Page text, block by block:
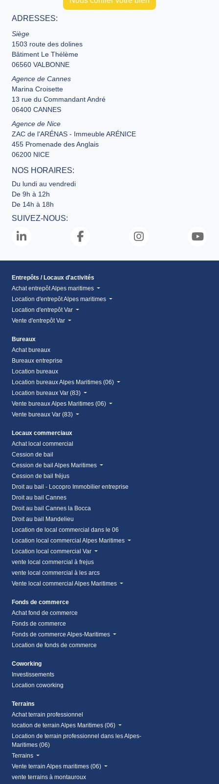
ADRESSES:
Siège
1503 route des dolines
Bâtiment Le Thélème
06560 VALBONNE
Agence de Cannes
Marina Croisette
13 rue du Commandant André
06400 CANNES
Agence de Nice
ZAC de l'ARÉNAS - Immeuble ARÉNICE
455 Promenade des Anglais
06200 NICE
NOS HORAIRES:
Du lundi au vendredi
De 9h à 12h
De 14h à 18h
SUIVEZ-NOUS:
Entrepôts / Locaux d'activités
Achat entrepôt Alpes maritimes
Location d'entrepôt Alpes maritimes
Location d'entrepôt Var
Vente d'entrepôt Var
Bureaux
Achat bureaux
Bureaux entreprise
Location bureaux
Location bureaux Alpes Maritimes (06)
Location bureaux Var (83)
Vente bureaux Alpes Maritimes (06)
Vente bureaux Var (83)
Locaux commerciaux
Achat local commercial
Cession de bail
Cession de bail Alpes Maritimes
Cession de bail fréjus
Droit au bail - Locopro Immobilier entreprise
Droit au bail Cannes
Droit au bail Cannes la Bocca
Droit au bail Mandelieu
Location de local commercial dans le 06
Location local commercial Alpes Maritimes
Location local commercial Var
vente local commercial à frejus
vente local commercial à les arcs
Vente local commercial Alpes Maritimes
Fonds de commerce
Achat fond de commerce
Fonds de commerce
Fonds de commerce Alpes-Maritimes
Location de fonds de commerce
Coworking
Investissements
Location coworking
Terrains
Achat terrain professionnel
location de terrain Alpes Maritimes (06)
Location de terrain professionnel dans les Alpes-
Maritimes (06)
Terrains
Vente terrain Alpes maritimes (06)
vente terrains à montauroux